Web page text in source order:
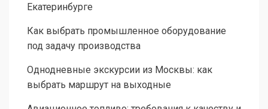
Екатеринбурге
Как выбрать промышленное оборудование
под задачу производства
Однодневные экскурсии из Москвы: как
выбрать маршрут на выходные